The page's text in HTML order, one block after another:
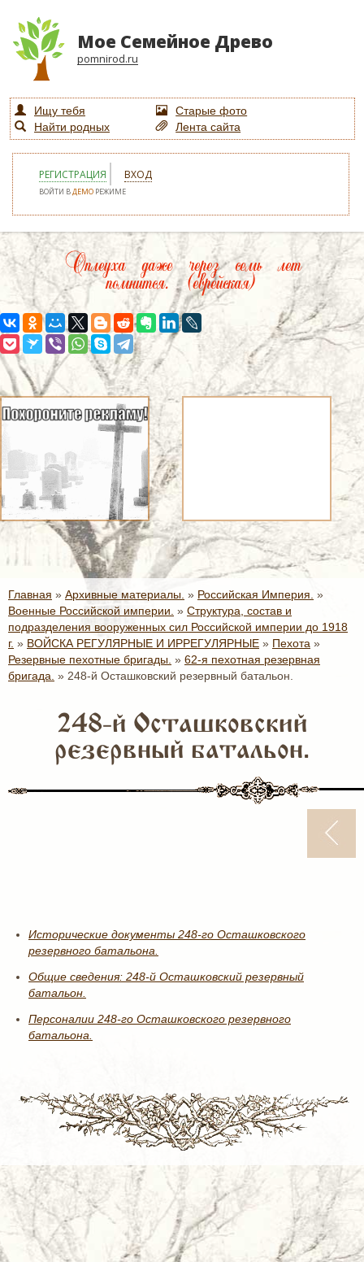
Мое Семейное Древо
pomnirod.ru
Ищу тебя
Старые фото
Найти родных
Лента сайта
РЕГИСТРАЦИЯ ВХОД
ВОЙТИ ВДЕМО РЕЖИМЕ
Оплеуха даже через семь лет
помнится. (еврейская)
Главная » Архивные материалы. » Российская Империя. »
Военные Российской империи. » Структура, состав и
подразделения вооруженных сил Российской империи до 1918
г. » ВОЙСКА РЕГУЛЯРНЫЕ И ИРРЕГУЛЯРНЫЕ » Пехота »
Резервные пехотные бригады. » 62-я пехотная резервная
бригада. » 248-й Осташковский резервный батальон.
248-й Осташковский
резервный батальон.
Исторические документы 248-го Осташковского
резервного батальона.
Общие сведения: 248-й Осташковский резервный
батальон.
Персоналии 248-го Осташковского резервного
батальона.